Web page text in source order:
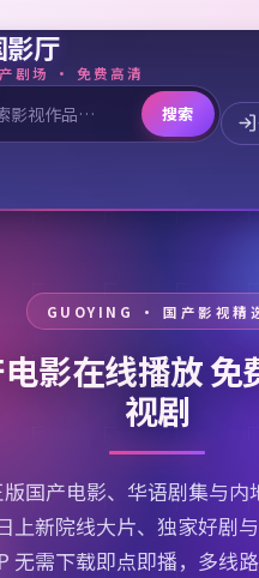
影厅
剧场 · 免费高清
搜索
影在线播放 免
视剧
国产电影、华语剧集与内
上新院线大片、独家好剧
无需下载即点即播，多线